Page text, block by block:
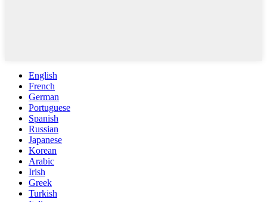
English
French
German
Portuguese
Spanish
Russian
Japanese
Korean
Arabic
Irish
Greek
Turkish